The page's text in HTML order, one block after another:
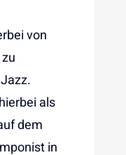
von
als
dem
in